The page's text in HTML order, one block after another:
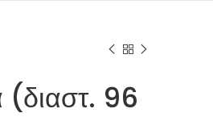
(διαστ. 96